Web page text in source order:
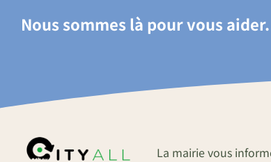
Nous sommes là pour vous aider.
La mairie vous